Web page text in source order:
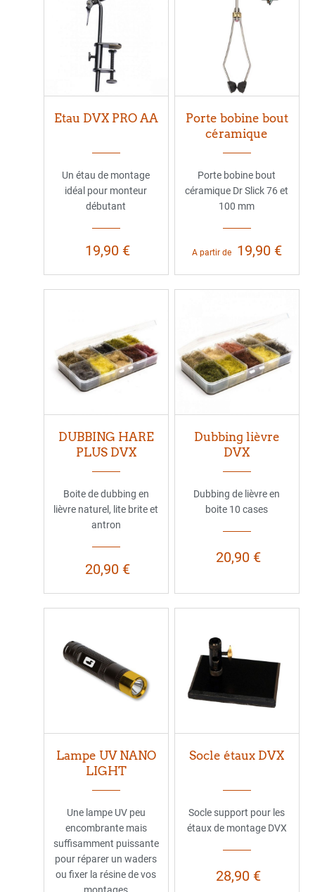
Etau DVX PRO AA
Un étau de montage
idéal pour monteur
débutant
19,90 €
Porte bobine bout
céramique
Porte bobine bout
céramique Dr Slick 76 et
100 mm
A partir de 19,90 €
DUBBING HARE
PLUS DVX
Boite de dubbing en
lièvre naturel, lite brite et
antron
20,90 €
Dubbing lièvre
DVX
Dubbing de lièvre en
boite 10 cases
20,90 €
Lampe UV NANO
LIGHT
Une lampe UV peu
encombrante mais
suffisamment puissante
pour réparer un waders
ou fixer la résine de vos
montages
Socle étaux DVX
Socle support pour les
étaux de montage DVX
28,90 €